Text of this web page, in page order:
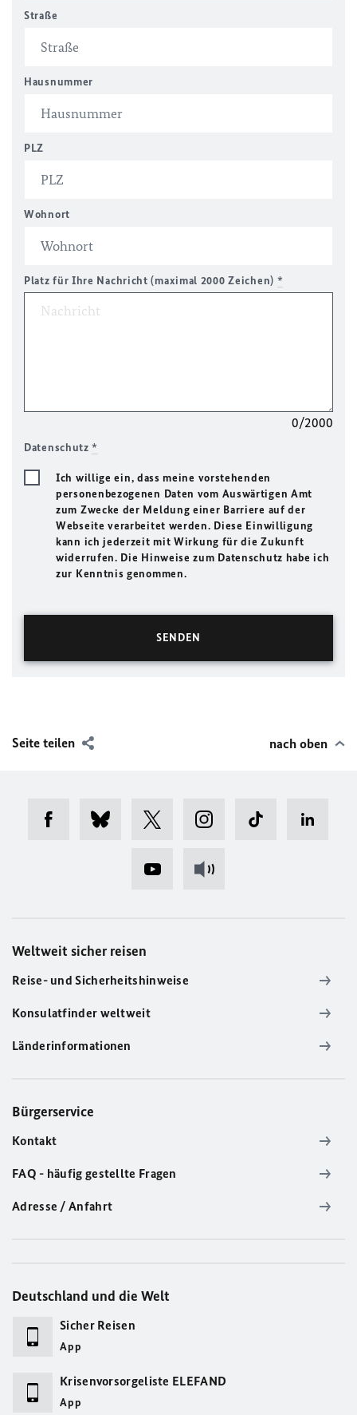
Straße
Hausnummer
PLZ
Wohnort
Platz für Ihre Nachricht (maximal 2000 Zeichen) *
0/2000
Datenschutz*
Ich willige ein, dass meine vorstehenden
personenbezogenen Daten vom Auswärtigen Amt
zum Zwecke der Meldung einer Barriere auf der
Webseite verarbeitet werden. Diese Einwilligung
kann ich jederzeit mit Wirkung für die Zukunft
widerrufen. Die Hinweise zum Datenschutz habe ich
zur Kenntnis genommen.
Seite teilen nach oben
Weltweit sicher reisen
Reise- und Sicherheitshinweise
Konsulatfinder weltweit
Länderinformationen
Bürgerservice
Kontakt
FAQ - häufig gestellte Fragen
Adresse / Anfahrt
Deutschland und die Welt
Sicher Reisen
App
Krisenvorsorgeliste ELEFAND
App